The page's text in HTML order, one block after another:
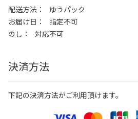
配送方法
ゆうパック
お届け日
指定不可
のし
対応不可
決済方法
下記の決済方法がご利用頂けます。